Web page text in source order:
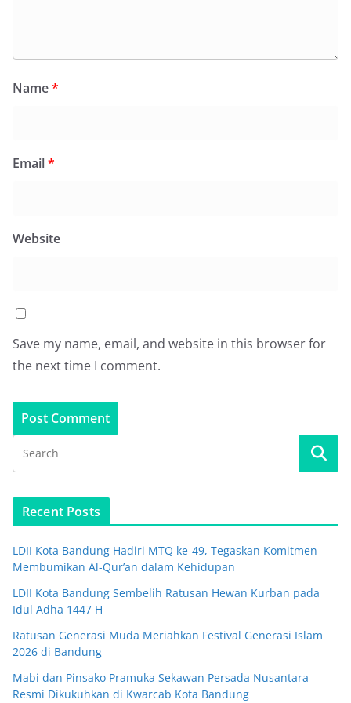
Name*
Email*
Website
Save my name, email, and website in this browser for
the next time I comment.
Recent Posts
LDII Kota Bandung Hadiri MTQ ke-49, Tegaskan Komitmen
Membumikan Al-Qur’an dalam Kehidupan
LDII Kota Bandung Sembelih Ratusan Hewan Kurban pada
Idul Adha 1447 H
Ratusan Generasi Muda Meriahkan Festival Generasi Islam
2026 di Bandung
Mabi dan Pinsako Pramuka Sekawan Persada Nusantara
Resmi Dikukuhkan di Kwarcab Kota Bandung